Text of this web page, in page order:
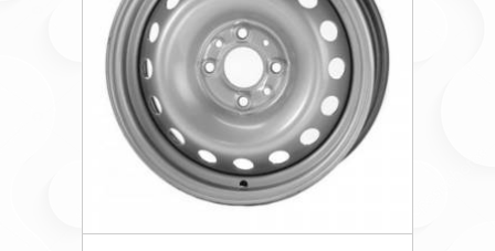
Технические характеристики